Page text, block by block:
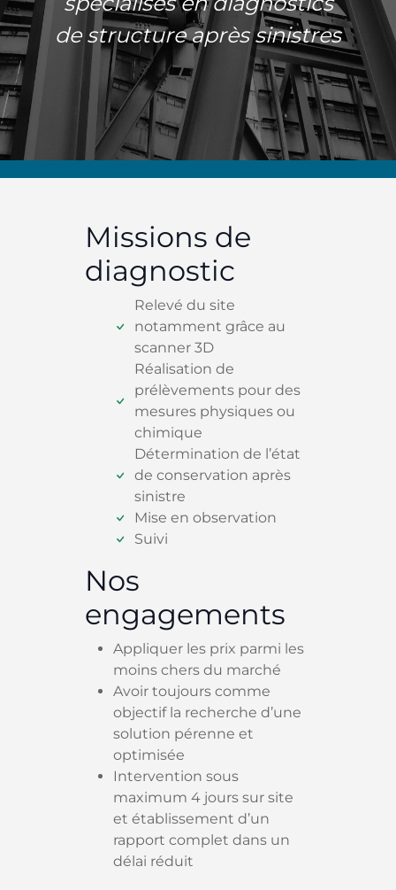
de structure après sinistres
Missions de
diagnostic
Relevé du site
notamment grâce au
scanner 3D
Réalisation de
prélèvements pour des
mesures physiques ou
chimique
Détermination de l’état
de conservation après
sinistre
Mise en observation
Suivi
Nos
engagements
Appliquer les prix parmi les
moins chers du marché
Avoir toujours comme
objectif la recherche d’une
solution pérenne et
optimisée
Intervention sous
maximum 4 jours sur site
et établissement d’un
rapport complet dans un
délai réduit